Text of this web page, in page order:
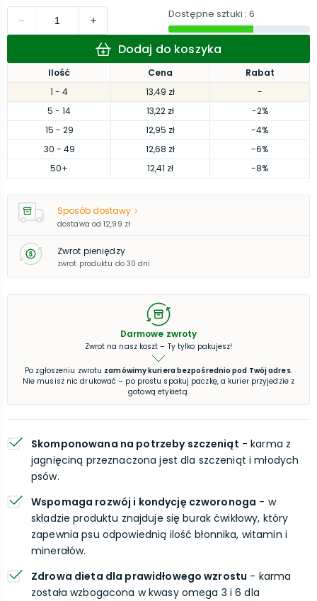
Ilość Cena
Rabat
1 - 4 13,49 zł
-
5 - 14 13,22 zł
-2%
15 - 29 12,95 zł
-4%
30 - 49 12,68 zł
-6%
50+ 12,41 zł -8%
Dostępne sztuki : 6
Dodaj do koszyka
Sposób dostawy
dostawa od 12,99 zł
Zwrot pieniędzy
zwrot produktu do 30 dni
Darmowe zwroty
Zwrot na nasz koszt – Ty tylko pakujesz!
Po zgłoszeniu zwrotu zamówimy kuriera bezpośrednio pod Twój adres.
Nie musisz nic drukować – po prostu spakuj paczkę, a kurier przyjedzie z
gotową etykietą.
Skomponowana na potrzeby szczeniąt - karma z
jagnięciną przeznaczona jest dla szczeniąt i młodych
psów.
Wspomaga rozwój i kondycję czworonoga - w
składzie produktu znajduje się burak ćwikłowy, który
zapewnia psu odpowiednią ilość błonnika, witamin i
minerałów.
Zdrowa dieta dla prawidłowego wzrostu - karma
została wzbogacona w kwasy omega 3 i 6 dla